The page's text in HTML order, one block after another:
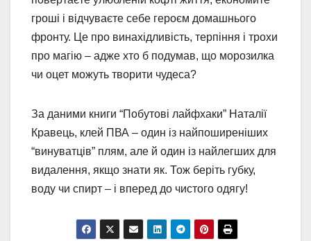
гроші і відчуваєте себе героєм домашнього
фронту. Це про винахідливість, терпіння і трохи
про магію – адже хто б подумав, що морозилка
чи оцет можуть творити чудеса?
За даними книги “Побутові лайфхаки” Наталії
Кравець, клей ПВА – один із найпоширеніших
“винуватців” плям, але й один із найлегших для
видалення, якщо знати як. Тож беріть губку,
воду чи спирт – і вперед до чистого одягу!